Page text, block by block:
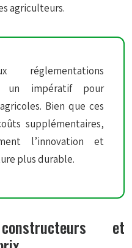
agriculteurs.
un impératif pour
Bien que ces
supplémentaires,
l’innovation et
plus durable.
et